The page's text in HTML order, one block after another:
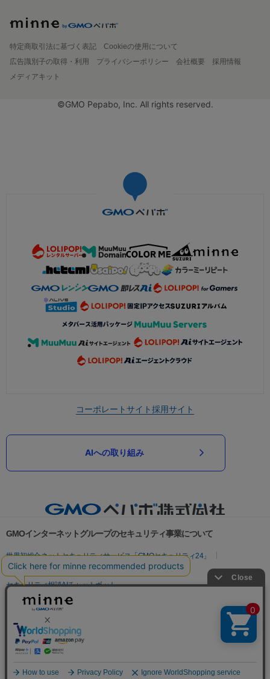
特定商取引法に基づく表記
Cookieの使用について
広告識別子の取得・利用
プライバシーポリシー 会社概要
採用情報
メディアキット
©GMO Pepabo, Inc. All rights reserved.
コーポレートサイト採用サイト
AIへの取り組み
GMOインターネットグループのセキュリティ事業について
世界初総合ネットセキュリティサービス「GMOセキュリティ24」
パスワード漏洩診断
Webサイトリスク診断
セキュリティ相談AIチャットボット
実在証明・盗聴対策
サイバー攻撃対策（GMO Flatt Security）
セキュリティ事業の軌跡